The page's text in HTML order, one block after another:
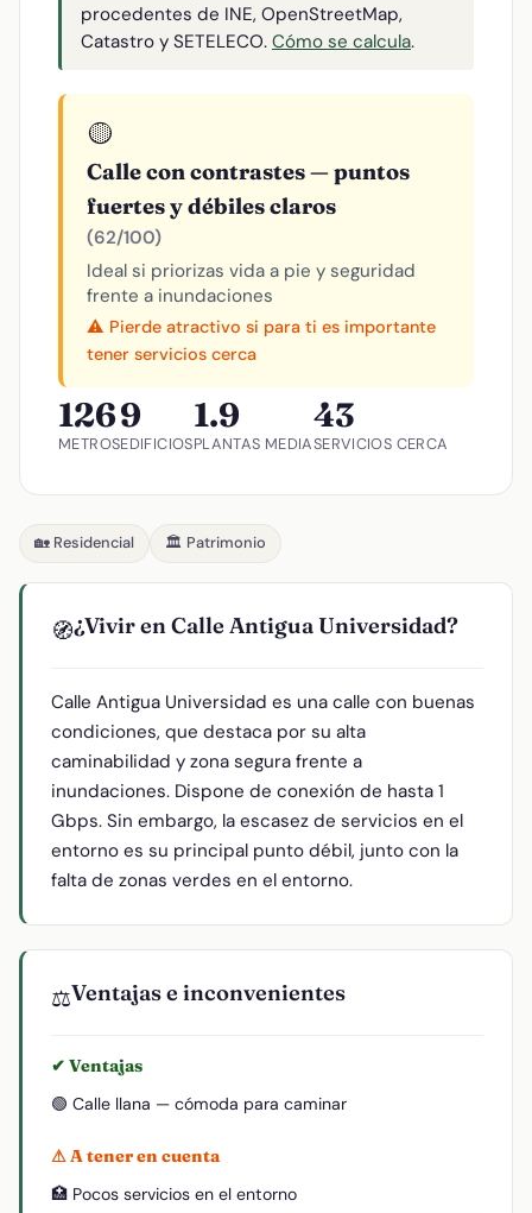
procedentes de INE, OpenStreetMap,
Catastro y SETELECO. Cómo se calcula.
🟡
Calle con contrastes — puntos
fuertes y débiles claros
(62/100)
Ideal si priorizas vida a pie y seguridad
frente a inundaciones
⚠️ Pierde atractivo si para ti es importante
tener servicios cerca
126
METROS
9
EDIFICIOS
1.9
PLANTAS MEDIA
43
SERVICIOS CERCA
🏡 Residencial 🏛️ Patrimonio
🧭¿Vivir en Calle Antigua Universidad?
Calle Antigua Universidad es una calle con buenas
condiciones, que destaca por su alta
caminabilidad y zona segura frente a
inundaciones. Dispone de conexión de hasta 1
Gbps. Sin embargo, la escasez de servicios en el
entorno es su principal punto débil, junto con la
falta de zonas verdes en el entorno.
⚖️Ventajas e inconvenientes
✔ Ventajas
🟢 Calle llana — cómoda para caminar
⚠ A tener en cuenta
🏥 Pocos servicios en el entorno